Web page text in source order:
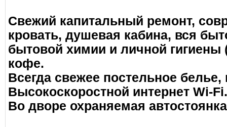
Свежий капитальный ремонт,
кровать, душевая кабина, вся
бытовой химии и личной
кофе.
Всегда свежее постельное белье,
Высокоскоростной интернет Wi-Fi.
Во дворе охраняемая